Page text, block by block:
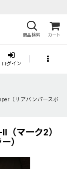
商品検索 カート
ログイン
（リアバンパースポ
（マーク2）
）